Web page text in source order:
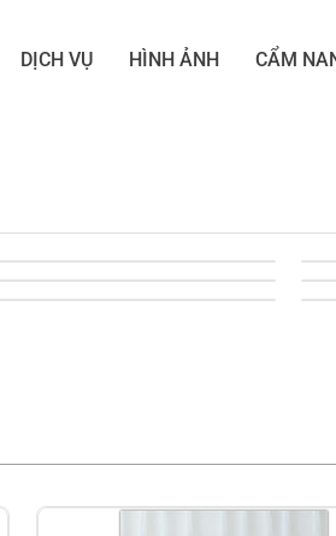
DỊCH VỤ HÌNH ẢNH CẨM